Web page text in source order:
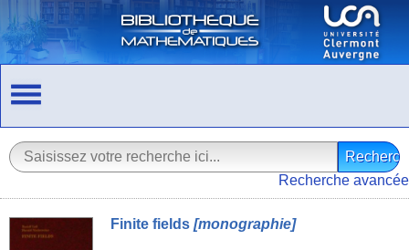
Recherche avancée
Finite fields [monographie]